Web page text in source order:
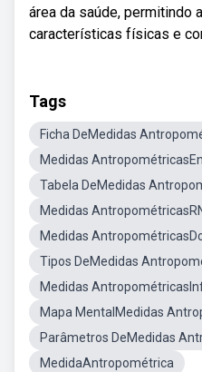
área da saúde, permitindo
características físicas e
Tags
Ficha DeMedidas
Medidas
Tabela DeMedidas
Medidas
Medidas
Tipos DeMedidas
Medidas
Mapa MentalMedidas
Parâmetros DeMedidas
MedidaAntropométrica